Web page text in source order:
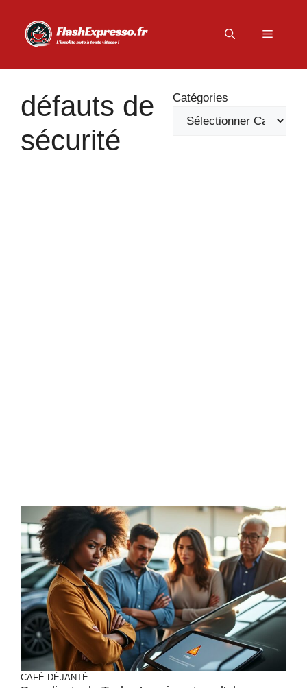
contenu
Menu
défauts de
sécurité
Catégories
CAFÉ DÉJANTÉ